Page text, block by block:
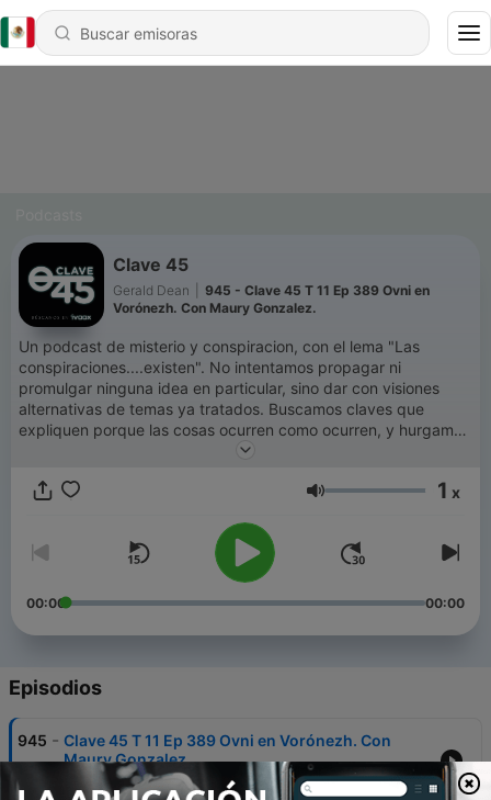
Clave 45
Gerald Dean
945 - Clave 45 T 11 Ep 389 Ovni en
Vorónezh. Con Maury Gonzalez.
Un podcast de misterio y conspiracion, con el lema "Las
conspiraciones....existen". No intentamos propagar ni
promulgar ninguna idea en particular, sino dar con visiones
alternativas de temas ya tratados. Buscamos claves que
expliquen porque las cosas ocurren como ocurren, y hurgamos
en las conspiraciones actuales, con especial enfoque en las
en la web clave45.wordpress.com FacebookVolumen 1 x
00:00 00:00
Episodios
945 - Clave 45 T 11 Ep 389 Ovni en Vorónezh. Con
Maury Gonzalez.
03 ago. 2026